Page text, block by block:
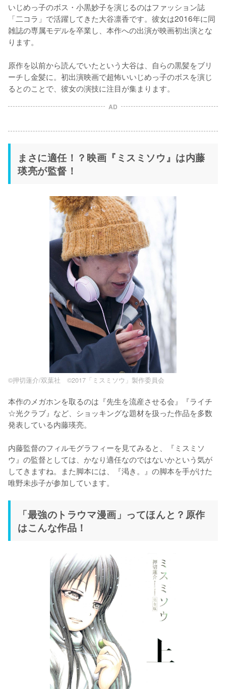
いじめっ子のボス・小黒妙子を演じるのはファッション誌
「二コラ」で活躍してきた大谷凛香です。彼女は2016年に同
雑誌の専属モデルを卒業し、本作への出演が映画初出演とな
ります。
原作を以前から読んでいたという大谷は、自らの黒髪をブリ
ーチし金髪に。初出演映画で超怖いいじめっ子のボスを演じ
るとのことで、彼女の演技に注目が集まります。
AD
まさに適任！？映画『ミスミソウ』は内藤
瑛亮が監督！
©押切蓮介/双葉社 ©2017「ミスミソウ」製作委員会
本作のメガホンを取るのは『先生を流産させる会』『ライチ
☆光クラブ』など、ショッキングな題材を扱った作品を多数
発表している内藤瑛亮。
内藤監督のフィルモグラフィーを見てみると、『ミスミソ
ウ』の監督としては、かなり適任なのではないかという気が
してきますね。また脚本には、『渇き。』の脚本を手がけた
唯野未歩子が参加しています。
「最強のトラウマ漫画」ってほんと？原作
はこんな作品！